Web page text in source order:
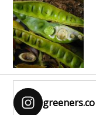
greeners.co